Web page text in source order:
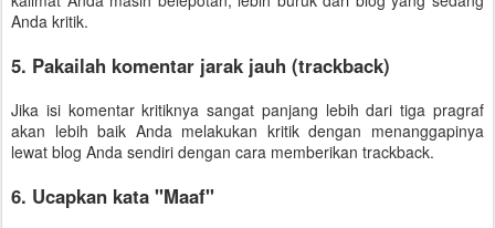
Anda kritik.
5. Pakailah komentar jarak jauh (trackback)
Jika isi komentar kritiknya sangat panjang lebih dari tiga pragraf
akan lebih baik Anda melakukan kritik dengan menanggapinya
lewat blog Anda sendiri dengan cara memberikan trackback.
6. Ucapkan kata "Maaf"